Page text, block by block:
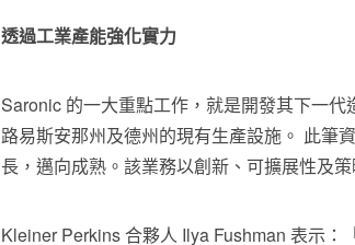
透過工業產能強化實力
Saronic 的一大重點工作，就是開發其下一
路易斯安那州及德州的現有生產設施。 此筆
長，邁向成熟。該業務以創新、可擴展性及
Kleiner Perkins 合夥人 Ilya Fushman 表示